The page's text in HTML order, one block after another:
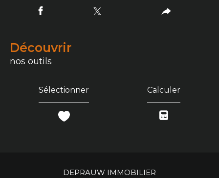
découvrir
nos outils
Sélectionner Calculer
DEPRAUW IMMOBILIER